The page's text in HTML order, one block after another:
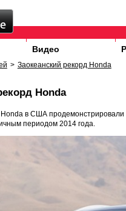
Видео
> Заокеанский рекорд Honda
Honda
Honda в США продемонстрировали
периодом 2014 года.